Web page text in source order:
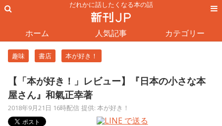
だれかに話したくなる本の話
ホーム 人気記事 カテゴリー
趣味 書店 本が好き！
【「本が好き！」レビュー】『日本の小さな本
屋さん』和氣正幸著
2018年9月21日 16時配信 提供: 本が好き！